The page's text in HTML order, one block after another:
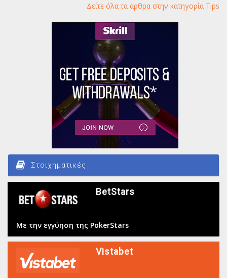
Δείτε όλα τα άρθρα στην κατηγορία Tips
Στοιχηματικές
BetStars
Με την εγγύηση της PokerStars
Vistabet